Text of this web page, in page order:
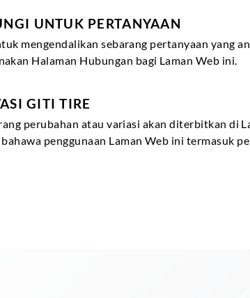
UNTUK PERTANYAAN
mengendalikan sebarang pertanyaan yang
Halaman Hubungan bagi Laman Web ini.
GITI TIRE
perubahan atau variasi akan diterbitkan di
penggunaan Laman Web ini termasuk